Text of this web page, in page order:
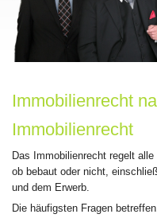
Immobilienrecht
Immobilienrecht
Das Immobilienrecht regelt
ob bebaut oder nicht,
und dem Erwerb.
Die häufigsten Fragen